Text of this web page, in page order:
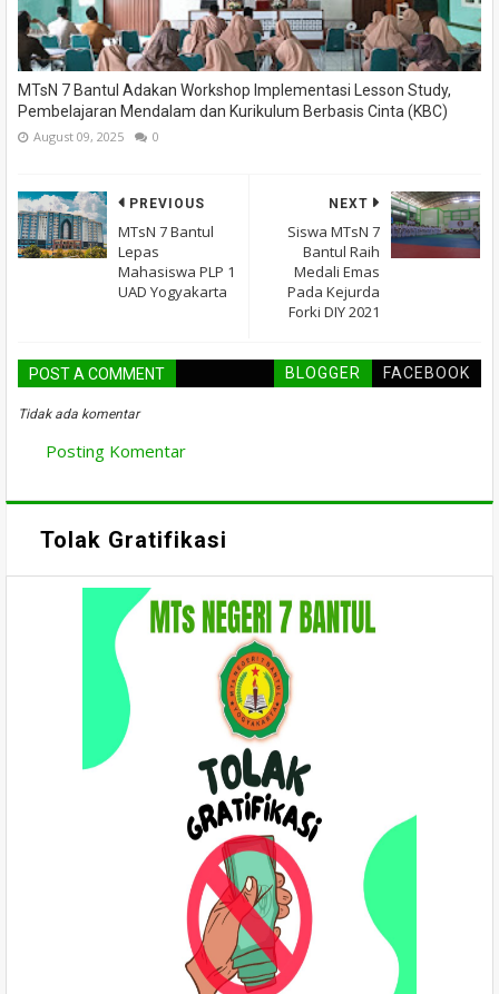
MTsN 7 Bantul Adakan Workshop Implementasi Lesson Study,
Pembelajaran Mendalam dan Kurikulum Berbasis Cinta (KBC)
August 09, 2025 0
NEXT
Siswa MTsN 7
Bantul Raih
Medali Emas
Pada Kejurda
Forki DIY 2021
PREVIOUS
MTsN 7 Bantul
Lepas
Mahasiswa PLP 1
UAD Yogyakarta
POST A COMMENT BLOGGER FACEBOOK
Tidak ada komentar
Posting Komentar
Tolak Gratifikasi